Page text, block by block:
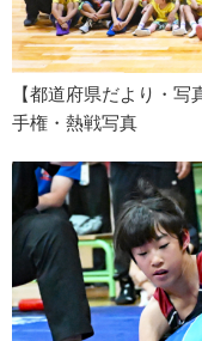
【都道府県だより・
手権・熱戦写真